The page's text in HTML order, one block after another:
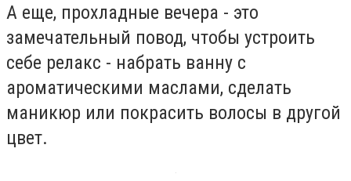
А еще, прохладные вечера - это
замечательный повод, чтобы устроить
себе релакс - набрать ванну с
ароматическими маслами, сделать
маникюр или покрасить волосы в другой
цвет.